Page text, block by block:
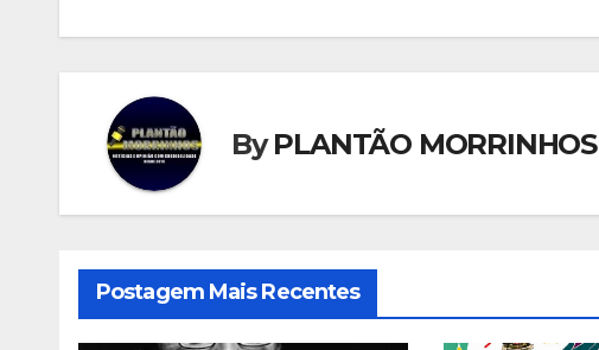
ByPLANTÃO MORRINHOS
Postagem Mais Recentes